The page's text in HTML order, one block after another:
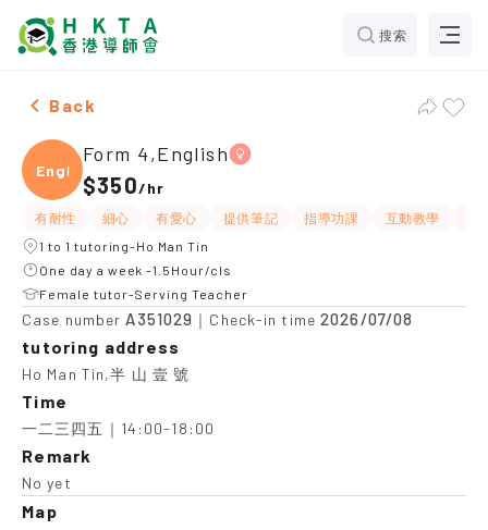
搜索
Female Form 4,English，Ho Man Tin Tuition
Back
Engli
Form 4,English
$350/hr
有耐性 細心 有愛心 提供筆記 指導功課 互動教學
1 to 1 tutoring-Ho Man Tin
One day a week -1.5Hour/cls
Female tutor-Serving Teacher
Case number A351029 ｜Check-in time2026/07/08
tutoring address
Ho Man Tin,半 山 壹 號
Time
一二三四五｜14:00-18:00
Remark
No yet
Map